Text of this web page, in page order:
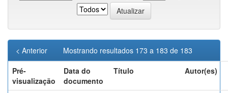
Mostrando resultados 173 a 183 de 183
< Anterior
Pré-
visualização
Data do
documento
Título Autor(es)